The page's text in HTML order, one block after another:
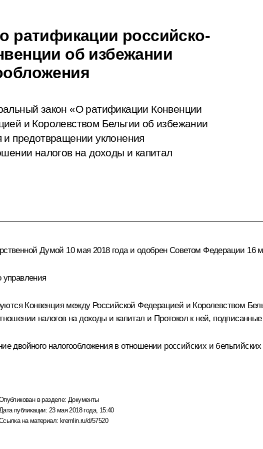
ратификации российско-
об избежании
закон «О ратификации Конвенции
и Королевством Бельгии об избежании
и предотвращении уклонения
налогов на доходы и капитал
Думой 10 мая 2018 года и одобрен Советом Федерации 16
управления
Конвенция между Российской Федерацией и Королевством
налогов на доходы и капитал и Протокол к ней,
двойного налогообложения в отношении российских и
в разделе: Документы
Дата публикации: 23 мая 2018 года, 15:40
на материал: kremlin.ru/d/57520